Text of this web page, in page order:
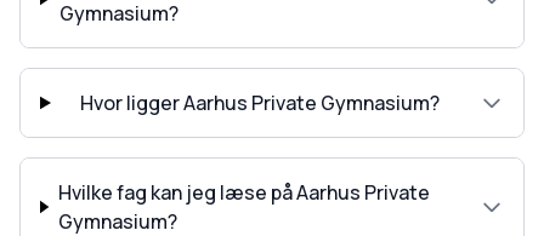
Gymnasium?
Hvor ligger Aarhus Private Gymnasium?
Hvilke fag kan jeg læse på Aarhus Private
Gymnasium?